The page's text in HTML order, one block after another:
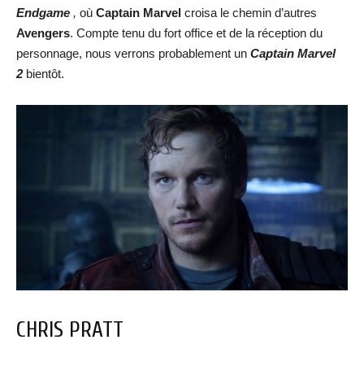
Endgame , où Captain Marvel croisa le chemin d’autres
Avengers. Compte tenu du fort office et de la réception du
personnage, nous verrons probablement un Captain Marvel
2bientôt.
CHRIS PRATT